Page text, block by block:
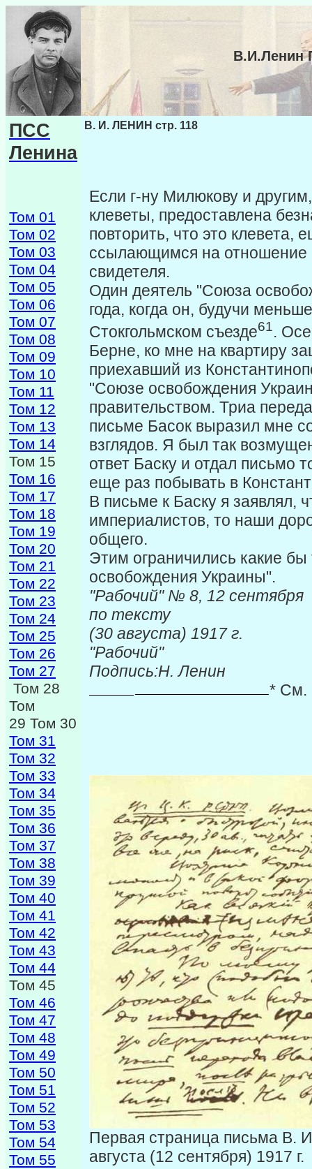
В.И.Ленин
ПСС
Ленина
Том 01
Том 02
Том 03
Том 04
Том 05
Том 06
Том 07
Том 08
Том 09
Том 10
Том 11
Том 12
Том 13
Том 14
Том 15
Том 16
Том 17
Том 18
Том 19
Том 20
Том 21
Том 22
Том 23
Том 24
Том 25
Том 26
Том 27
Том 28
Том
29 Том 30
Том 31
Том 32
Том 33
Том 34
Том 35
Том 36
Том 37
Том 38
Том 39
Том 40
Том 41
Том 42
Том 43
Том 44
Том 45
Том 46
Том 47
Том 48
Том 49
Том 50
Том 51
Том 52
Том 53
Том 54
Том 55
В. И. ЛЕНИН стр. 118
Если г-ну Милюкову и
клеветы, предоставлена
повторить, что это
ссылающимся на отношение
свидетеля.
Один деятель "Союза
года, ко­гда он, будучи
Стокгольмском съезде61.
Берне, ко мне на квартиру
приехавший из
"Союзе освобождения
правительством. Триа
письме Басок выразил мне
взглядов. Я был так
ответ Баску и отдал письмо
еще раз побывать в
В письме к Баску я заявлял,
импе­риалистов, то наши
общего.
Этим ограничились какие
освобождения Украины".
"Рабочий" № 8,
по тексту
(30
"Рабочий"
Подпись:Η. Ленин
* См.
Первая страница письма
августа (12 сентября) 1917 г.